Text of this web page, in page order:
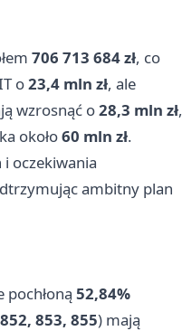
706 713 684 zł, co
o23,4 mln zł, ale
wzrosnąć o28,3 mln zł,
około60 mln zł.
i oczekiwania
ambitny plan
pochłoną 52,84%
852, 853, 855) mają